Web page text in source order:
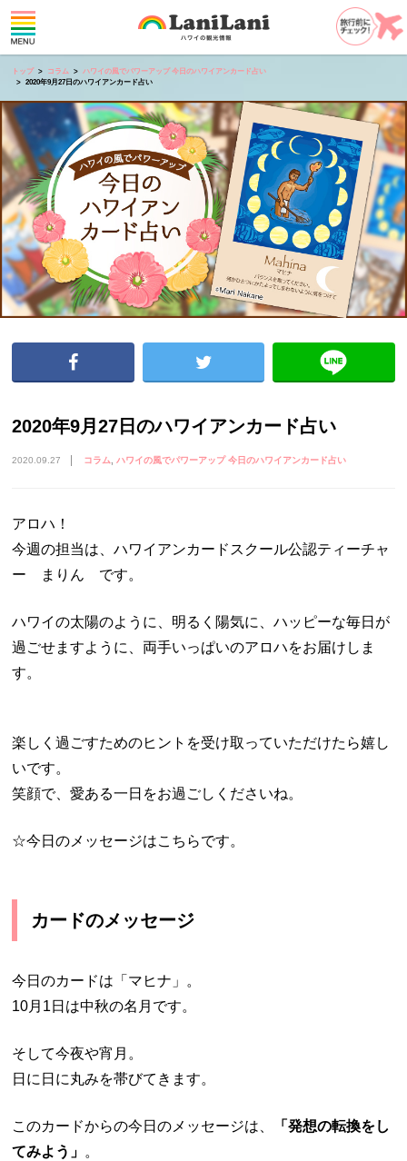
トップ コラム
ハワイの風でパワーアップ 今日のハワイアンカード占い
2020年9月27日のハワイアンカード占い
2020年9月27日のハワイアンカード占い
2020.09.27 コラム ハワイの風でパワーアップ 今日のハワイアンカード占い
アロハ！
今週の担当は、ハワイアンカードスクール公認ティーチャ
ー まりん です。
ハワイの太陽のように、明るく陽気に、ハッピーな毎日が
過ごせますように、両手いっぱいのアロハをお届けしま
す。
楽しく過ごすためのヒントを受け取っていただけたら嬉し
いです。
笑顔で、愛ある一日をお過ごしくださいね。
☆今日のメッセージはこちらです。
カードのメッセージ
今日のカードは「マヒナ」。
10月1日は中秋の名月です。
そして今夜や宵月。
日に日に丸みを帯びてきます。
このカードからの今日のメッセージは、
「発想の転換をし
てみよう」 。